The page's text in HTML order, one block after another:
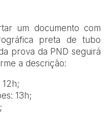
um documento com
preta de tubo
prova da PND seguirá
a descrição:
13h;